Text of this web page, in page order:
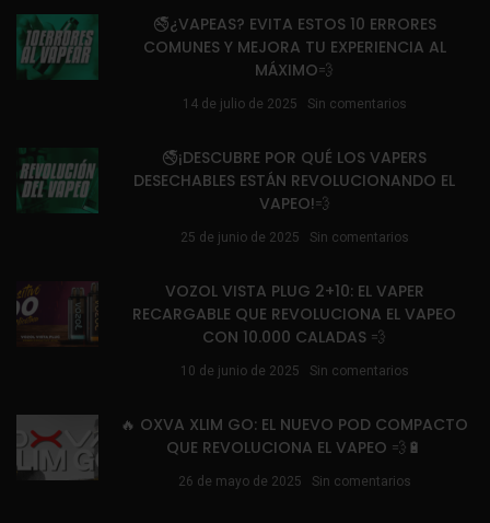
🚭¿VAPEAS? EVITA ESTOS 10 ERRORES
COMUNES Y MEJORA TU EXPERIENCIA AL
MÁXIMO💨
14 de julio de 2025 Sin comentarios
🚭¡DESCUBRE POR QUÉ LOS VAPERS
DESECHABLES ESTÁN REVOLUCIONANDO EL
VAPEO!💨
25 de junio de 2025 Sin comentarios
VOZOL VISTA PLUG 2+10: EL VAPER
RECARGABLE QUE REVOLUCIONA EL VAPEO
CON 10.000 CALADAS 💨
10 de junio de 2025 Sin comentarios
🔥 OXVA XLIM GO: EL NUEVO POD COMPACTO
QUE REVOLUCIONA EL VAPEO 💨🔋
26 de mayo de 2025 Sin comentarios